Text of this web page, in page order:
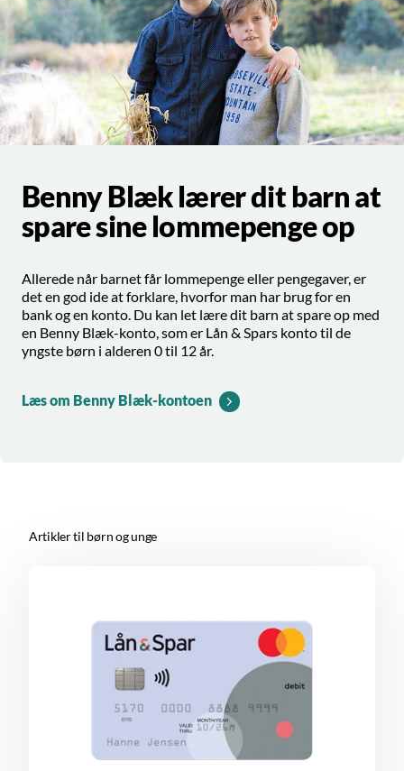
Benny Blæk lærer dit barn at
spare sine lommepenge op
Allerede når barnet får lommepenge eller pengegaver, er
det en god ide at forklare, hvorfor man har brug for en
bank og en konto. Du kan let lære dit barn at spare op med
en Benny Blæk-konto, som er Lån & Spars konto til de
yngste børn i alderen 0 til 12 år.
Læs om Benny Blæk-kontoen
Artikler til børn og unge